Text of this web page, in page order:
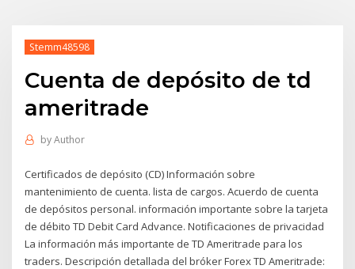
Stemm48598
Cuenta de depósito de td
ameritrade
byAuthor
Certificados de depósito (CD) Información sobre
mantenimiento de cuenta. lista de cargos. Acuerdo de cuenta
de depósitos personal. información importante sobre la tarjeta
de débito TD Debit Card Advance. Notificaciones de privacidad
La información más importante de TD Ameritrade para los
traders. Descripción detallada del bróker Forex TD Ameritrade: